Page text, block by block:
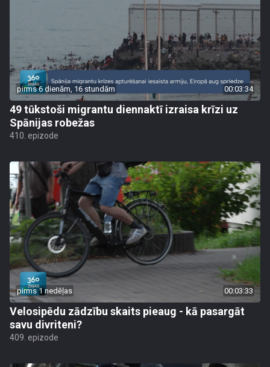
pirms 6 dienām, 16 stundām 00:03:34
49 tūkstoši migrantu diennaktī izraisa krīzi uz
Spānijas robežas
410. epizode
pirms 1 nedēļas 00:03:33
Velosipēdu zādzību skaits pieaug - kā pasargāt
savu divriteni?
409. epizode